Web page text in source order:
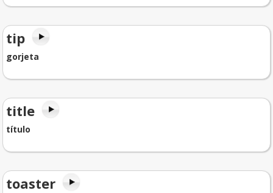
tip
gorjeta
title
título
toaster